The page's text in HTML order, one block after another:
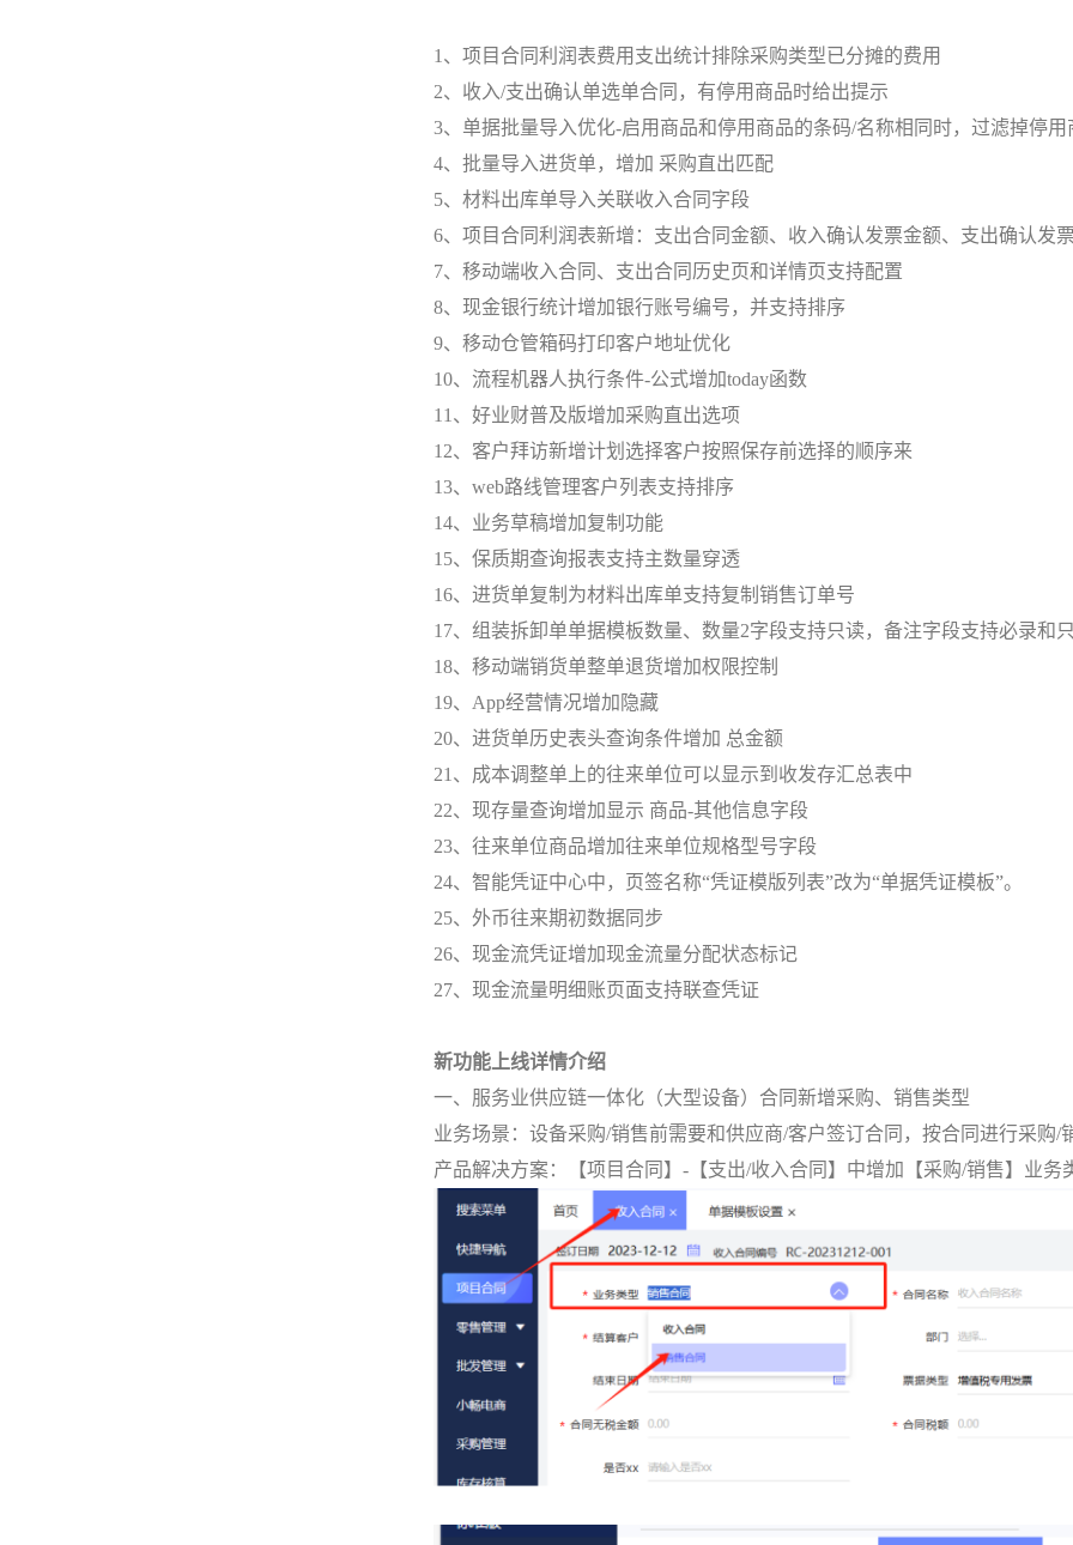
1、项目合同利润表费用支出统计排除采购类型已分摊的费用
2、收入/支出确认单选单合同，有停用商品时给出提示
3、单据批量导入优化-启用商品和停用商品的条码/名称相同时，过滤掉停
4、批量导入进货单，增加 采购直出匹配
5、材料出库单导入关联收入合同字段
6、项目合同利润表新增：支出合同金额、收入确认发票金额、支出确认发
7、移动端收入合同、支出合同历史页和详情页支持配置
8、现金银行统计增加银行账号编号，并支持排序
9、移动仓管箱码打印客户地址优化
10、流程机器人执行条件-公式增加today函数
11、好业财普及版增加采购直出选项
12、客户拜访新增计划选择客户按照保存前选择的顺序来
13、web路线管理客户列表支持排序
14、业务草稿增加复制功能
15、保质期查询报表支持主数量穿透
16、进货单复制为材料出库单支持复制销售订单号
17、组装拆卸单单据模板数量、数量2字段支持只读，备注字段支持必录和
18、移动端销货单整单退货增加权限控制
19、App经营情况增加隐藏
20、进货单历史表头查询条件增加 总金额
21、成本调整单上的往来单位可以显示到收发存汇总表中
22、现存量查询增加显示 商品-其他信息字段
23、往来单位商品增加往来单位规格型号字段
24、智能凭证中心中，页签名称“凭证模版列表”改为“单据凭证模板”。
25、外币往来期初数据同步
26、现金流凭证增加现金流量分配状态标记
27、现金流量明细账页面支持联查凭证
新功能上线详情介绍
一、服务业供应链一体化（大型设备）合同新增采购、销售类型
业务场景：设备采购/销售前需要和供应商/客户签订合同，按合同进行采购/
产品解决方案：【项目合同】-【支出/收入合同】中增加【采购/销售】业务